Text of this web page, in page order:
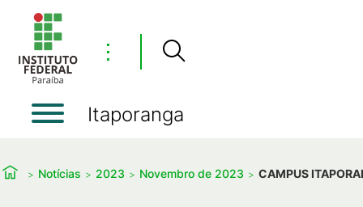
⋮
Itaporanga
Notícias 2023 Novembro de 2023 CAMPUS